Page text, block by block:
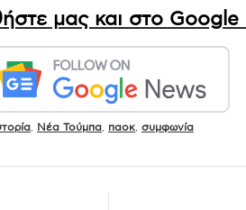
μας και στο Google
Νέα Τούμπα παοκ συμφωνία